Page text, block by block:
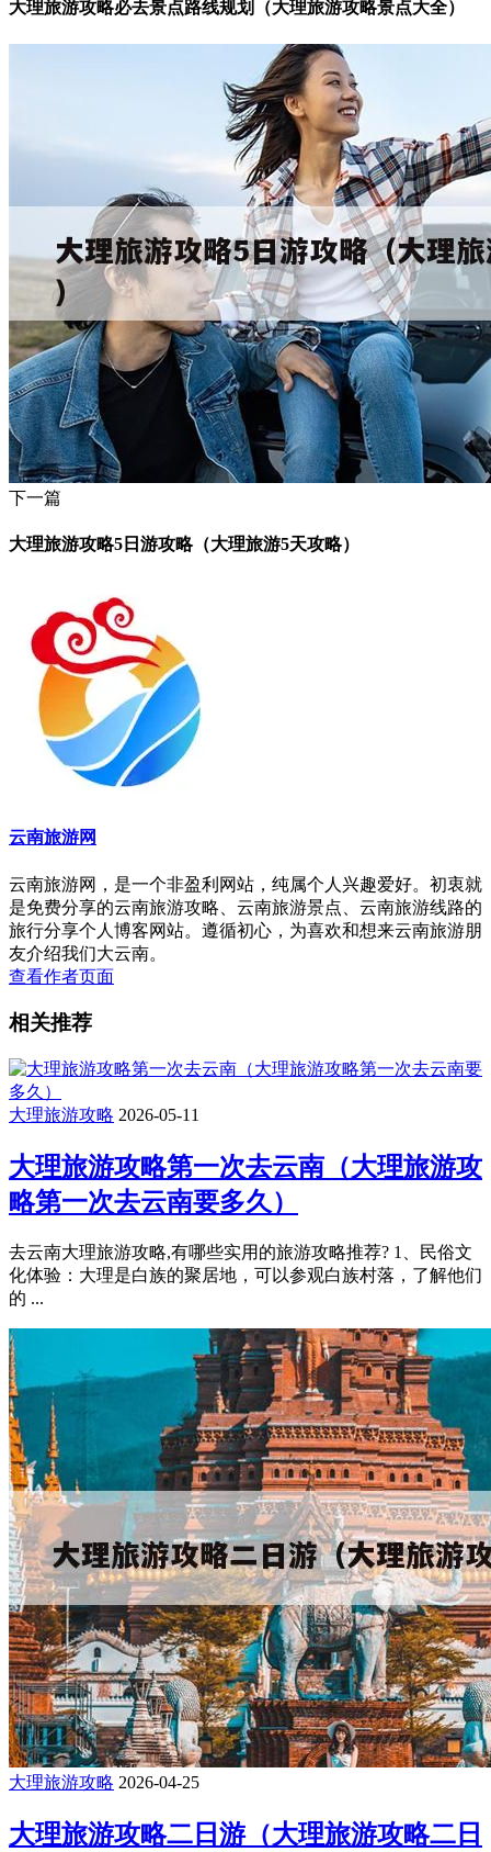
大理旅游攻略必去景点路线规划（大理旅游攻略景点大全）
下一篇
大理旅游攻略5日游攻略（大理旅游5天攻略）
云南旅游网
云南旅游网，是一个非盈利网站，纯属个人兴趣爱好。初衷就
是免费分享的云南旅游攻略、云南旅游景点、云南旅游线路的
旅行分享个人博客网站。遵循初心，为喜欢和想来云南旅游朋
友介绍我们大云南。
查看作者页面
相关推荐
大理旅游攻略 2026-05-11
大理旅游攻略第一次去云南（大理旅游攻
略第一次去云南要多久）
去云南大理旅游攻略,有哪些实用的旅游攻略推荐? 1、民俗文
化体验：大理是白族的聚居地，可以参观白族村落，了解他们
的 ...
大理旅游攻略 2026-04-25
大理旅游攻略二日游（大理旅游攻略二日